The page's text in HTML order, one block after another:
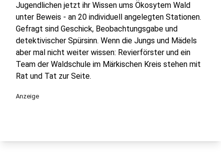
Jugendlichen jetzt ihr Wissen ums Ökosytem Wald
unter Beweis - an 20 individuell angelegten Stationen.
Gefragt sind Geschick, Beobachtungsgabe und
detektivischer Spürsinn. Wenn die Jungs und Mädels
aber mal nicht weiter wissen: Revierförster und ein
Team der Waldschule im Märkischen Kreis stehen mit
Rat und Tat zur Seite.
Anzeige